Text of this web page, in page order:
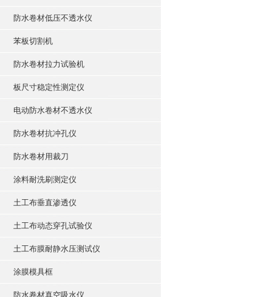
防水卷材低压不透水仪
苯板切割机
防水卷材拉力试验机
板尺寸稳定性测定仪
电动防水卷材不透水仪
防水卷材抗冲孔仪
防水卷材用裁刀
涂料耐洗刷测定仪
土工布垂直渗透仪
土工布动态穿孔试验仪
土工布膜耐静水压测试仪
涂膜模具框
防水卷材真空吸水仪